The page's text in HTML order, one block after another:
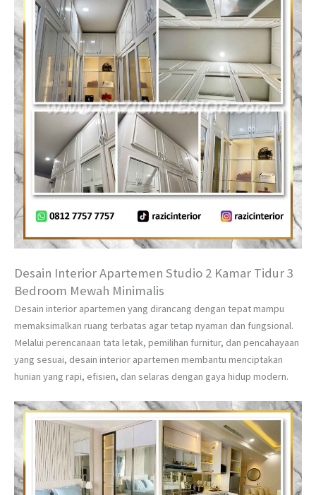
Desain Interior Apartemen Studio 2 Kamar Tidur 3
Bedroom Mewah Minimalis
Desain interior apartemen yang dirancang dengan tepat mampu
memaksimalkan ruang terbatas agar tetap nyaman dan fungsional.
Melalui perencanaan tata letak, pemilihan furnitur, dan pencahayaan
yang sesuai, desain interior apartemen membantu menciptakan
hunian yang rapi, efisien, dan selaras dengan gaya hidup modern.